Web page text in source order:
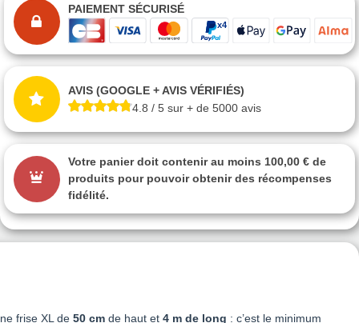
PAIEMENT SÉCURISÉ
AVIS (GOOGLE + AVIS VÉRIFIÉS)
4.8 / 5 sur + de 5000 avis
Votre panier doit contenir au moins 100,00 € de
produits pour pouvoir obtenir des récompenses
fidélité.
frise XL de 50 cm de haut et 4 m de long : c’est le minimum